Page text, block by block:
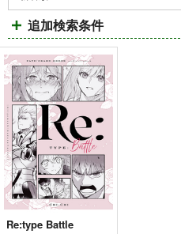
追加検索条件
Re:type Battle